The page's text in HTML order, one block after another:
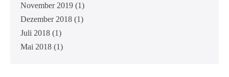
November 2019 (1)
Dezember 2018 (1)
Juli 2018 (1)
Mai 2018 (1)